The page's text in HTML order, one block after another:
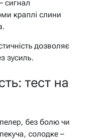
сигнал
краплі слини
дозволяє
зусиль.
тест на
без болю чи
солодке –